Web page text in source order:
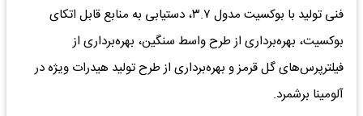
فنی تولید با بوکسیت مدول ۳.۷، دستیابی به منابع قابل اتکای
بوکسیت، بهره‌برداری از طرح واسط سنگین، بهره‌برداری از
فیلترپرس‌های گل قرمز و بهره‌برداری از طرح تولید هیدرات ویژه در
آلومینا برشمرد.